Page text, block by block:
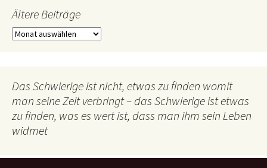
Ältere Beiträge
Ältere
Das Schwierige ist nicht, etwas zu finden womit
man seine Zeit verbringt – das Schwierige ist etwas
zu finden, was es wert ist, dass man ihm sein Leben
widmet